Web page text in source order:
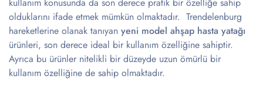
olduklarını ifade etmek mümkün olmaktadır. Trendelenburg
hareketlerine olanak tanıyan yeni model ahşap hasta yatağı
ürünleri, son derece ideal bir kullanım özelliğine sahiptir.
Ayrıca bu ürünler nitelikli bir düzeyde uzun ömürlü bir
kullanım özelliğine de sahip olmaktadır.